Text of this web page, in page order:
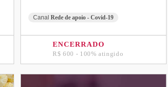
Canal Rede de apoio - Covid-19
ENCERRADO
R$ 600 - 100% atingido